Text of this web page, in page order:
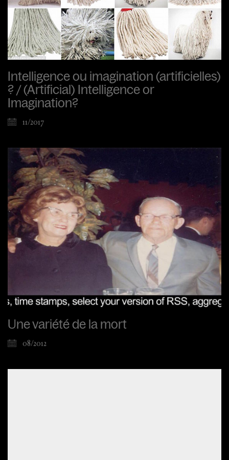
Intelligence ou imagination (artificielles)
? / (Artificial) Intelligence or
Imagination?
11/2017
Une variété de la mort
08/2012